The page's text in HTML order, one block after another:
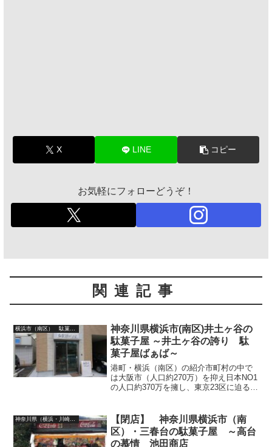
X LINE コピー
お気軽にフォローどうぞ！
関連記事
神奈川県横浜市(南区)井土ヶ谷の
駄菓子屋 ～井土ヶ谷の誇り 駄
菓子屋ばぁば～
港町・横浜（南区）の紹介市町村の中で
は大阪市（人口約270万）を抑え日本NO1
の人口約370万を擁し、東京23区に迫る
区。「いざ鎌倉！！」古の侍を幕府のあ
る地・鎌倉へ...
神奈川県（横浜・川崎）駄菓子屋
【閉店】 神奈川県横浜市（南
区）・三春台の駄菓子屋 ～高台
の慕情 池田商店